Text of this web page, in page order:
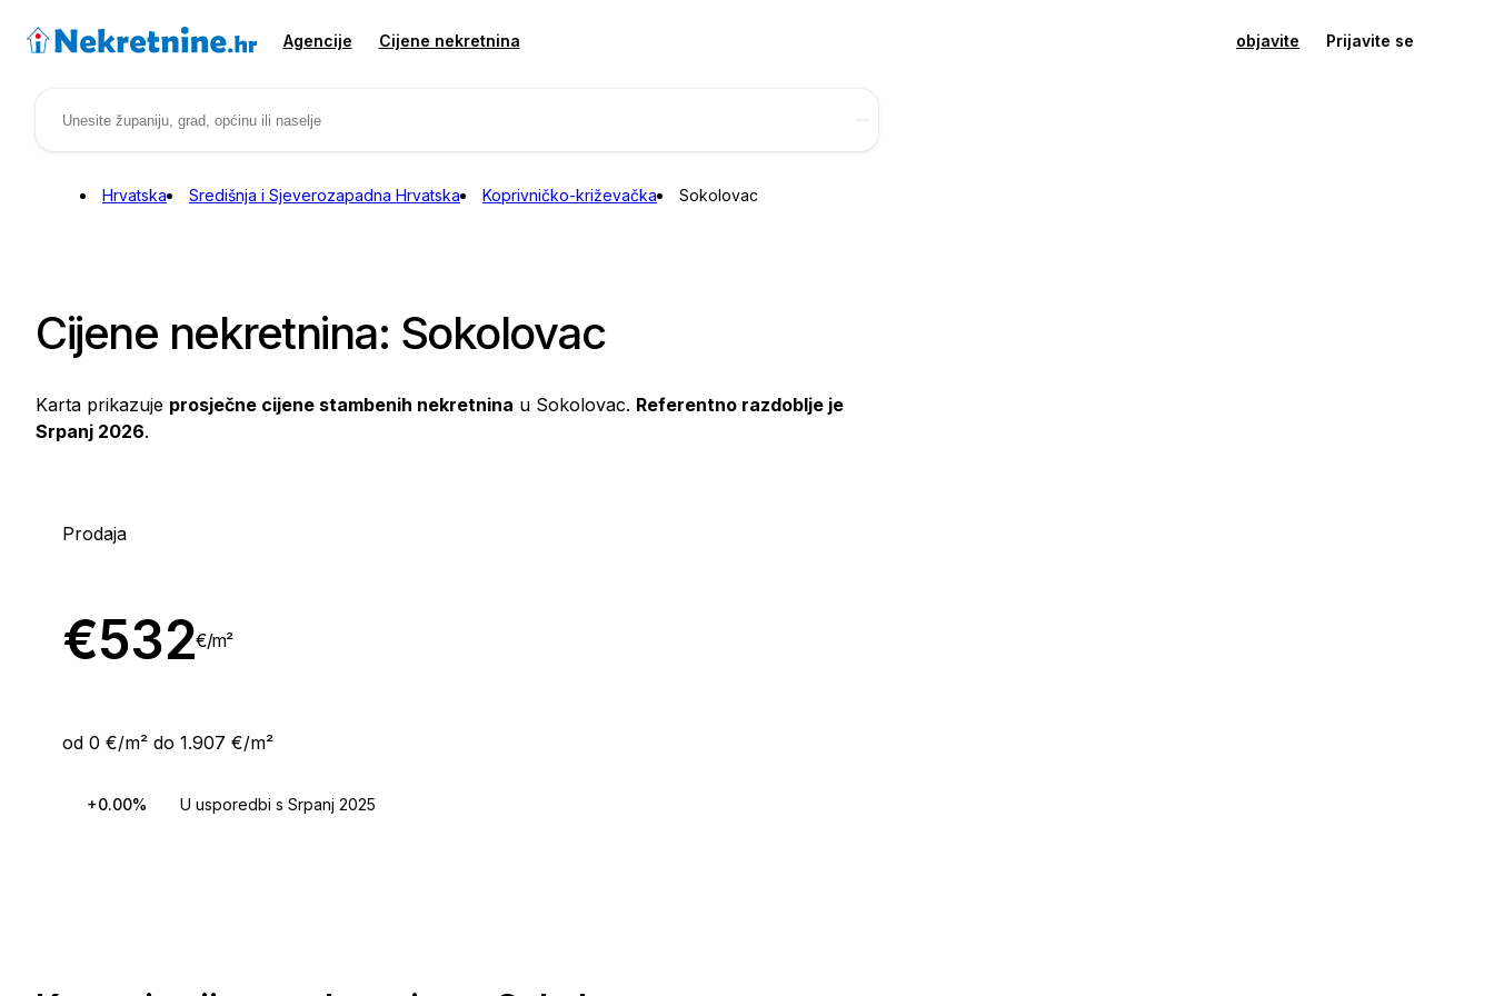
Agencije Cijene nekretnina objavite Prijavite se
Hrvatska Središnja i Sjeverozapadna Hrvatska Koprivničko-križevačka Sokolovac
Cijene nekretnina: Sokolovac
Karta prikazuje prosječne cijene stambenih nekretnina u Sokolovac. Referentno razdoblje je
Srpanj 2026.
Prodaja
€532€/m²
od 0 €/m² do 1.907 €/m²
+0.00% U usporedbi s Srpanj 2025